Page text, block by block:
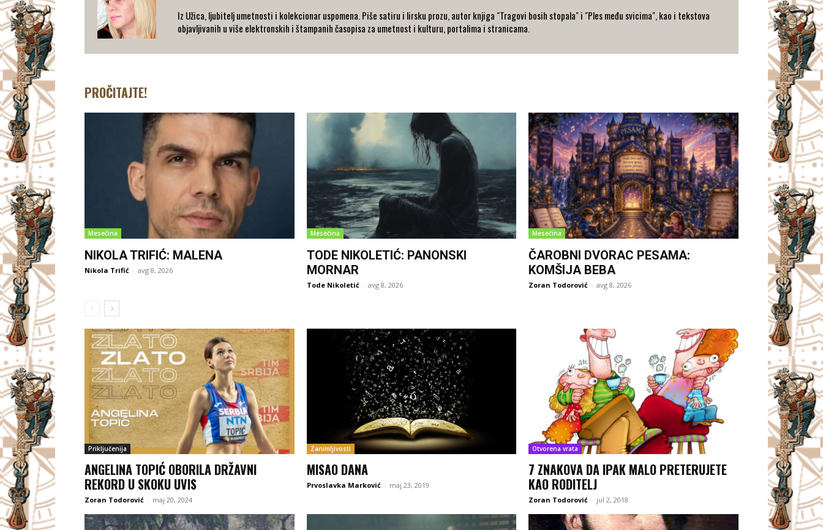
Iz Užica, ljubitelj umetnosti i kolekcionar uspomena. Piše satiru i lirsku prozu, autor knjiga "Tragovi bosih stopala" i "Ples među svicima", kao i tekstova
objavljivanih u više elektronskih i štampanih časopisa za umetnost i kulturu, portalima i stranicama.
PROČITAJTE!
Mesečina
NIKOLA TRIFIĆ: MALENA
Nikola Trifić - avg 8, 2026
Mesečina
TODE NIKOLETIĆ: PANONSKI
MORNAR
Tode Nikoletić - avg 8, 2026
Mesečina
ČAROBNI DVORAC PESAMA:
KOMŠIJA BEBA
Zoran Todorović - avg 8, 2026
Priključenija
ANGELINA TOPIĆ OBORILA DRŽAVNI
REKORD U SKOKU UVIS
Zoran Todorović - maj 20, 2024
Zanimljivosti
MISAO DANA
Prvoslavka Marković - maj 23, 2019
Otvorena vrata
7 ZNAKOVA DA IPAK MALO PRETERUJETE
KAO RODITELJ
Zoran Todorović - jul 2, 2018